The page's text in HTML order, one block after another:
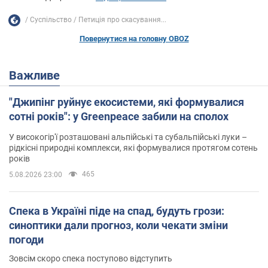
Суспільство Петиція про скасування...
Повернутися на головну OBOZ
Важливе
"Джипінг руйнує екосистеми, які формувалися
сотні років": у Greenpeace забили на сполох
У високогір'ї розташовані альпійські та субальпійські луки –
рідкісні природні комплекси, які формувалися протягом сотень
років
5.08.2026 23:00 465
Спека в Україні піде на спад, будуть грози:
синоптики дали прогноз, коли чекати зміни
погоди
Зовсім скоро спека поступово відступить